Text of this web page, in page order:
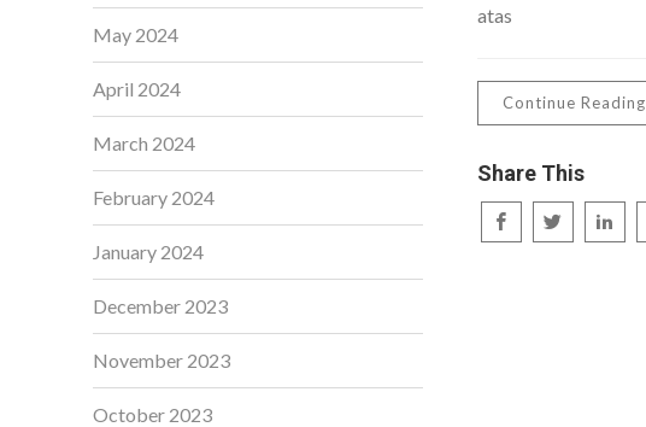
atas
Continue Reading
Share This
May 2024
April 2024
March 2024
February 2024
January 2024
December 2023
November 2023
October 2023